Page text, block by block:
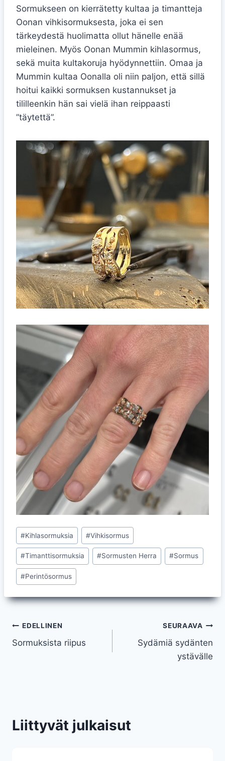
Sormukseen on kierrätetty kultaa ja timantteja
Oonan vihkisormuksesta, joka ei sen
tärkeydestä huolimatta ollut hänelle enää
mieleinen. Myös Oonan Mummin kihlasormus,
sekä muita kultakoruja hyödynnettiin. Omaa ja
Mummin kultaa Oonalla oli niin paljon, että sillä
hoitui kaikki sormuksen kustannukset ja
tililleenkin hän sai vielä ihan reippaasti
”täytettä”.
Avainsanat:
#Kihlasormuksia #Vihkisormus
#Timanttisormuksia #Sormusten Herra #Sormus
#Perintösormus
Artikkelien
selaus
EDELLINEN
Sormuksista riipus
SEURAAVA
Sydämiä sydänten
ystävälle
Liittyvät julkaisut